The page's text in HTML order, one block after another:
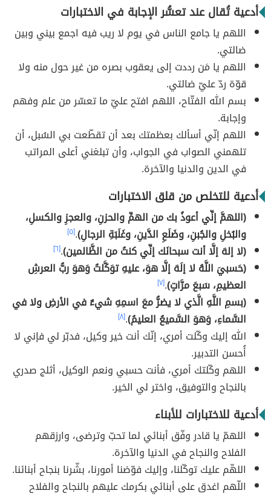
أدعية تُقال عند تعسُّر الإجابة في الاختبارات
اللهم يا جامع الناس في يوم لا ريب فيه اجمع بيني وبين
ضالتي.
اللهم يا مَن رددت إلى يعقوب بصره من غير حول منه ولا
قوّة ردّ عليّ ضالتي.
بسم الله الفتّاح، اللهم افتح عليّ ما تعسّر من علم وفهم
وإجابة.
اللهم إنّي أسألك بعظمتك بعد أن تقطّعت بي السُبل، أن
تلهمني الصواب في الجواب، وأن تبلغني أعلى المراتب
في الدين والدنيا والآخرة.
أدعية للتخلص من قلق الاختبارات
(اللهمَّ إنِّي أعوذُ بك من الهمِّ والحزنِ، والعجزِ والكسلِ،
والبُخلِ والجُبنِ، وضَلَعِ الدَّينِ، وغَلَبَةِ الرجالِ).[٥]
(لا إلهَ إلَّا أنت سبحانَك إنِّي كنتُ من الظَّالمين).[٦]
(حَسبيَ اللَّهُ لا إلَهَ إلَّا هوَ، عليهِ توَكَّلتُ وَهوَ ربُّ العرشِ
العظيمِ، سَبعَ مرَّاتٍ).[٧]
(بسمِ اللَّهِ الَّذي لا يضرُّ معَ اسمِهِ شيءٌ في الأرضِ ولا في
السَّماءِ، وَهوَ السَّميعُ العليمُ).[٨]
الله إليك وكّلت أمري، إنّك أنت خير وكيل، فدبّر لي فإني لا
أُحسن التدبير.
اللهم وكّلتك أمري، فأنت حسبي ونعم الوكيل، أثلج صدري
بالنجاح والتوفيق، واختر لي الخير.
أدعية للاختبارات للأبناء
اللهمّ يا قادر وفّق أبنائي لما تحبّ وترضى، وارزقهم
الفلاح والنجاح في الدنيا والآخرة.
اللهّم عليك توكّلنا، وإليك فوّضنا أمورنا، بشّرنا بنجاح أبنائنا.
اللّهم اغدق على أبنائي بكرمك عليهم بالنجاح والفلاح